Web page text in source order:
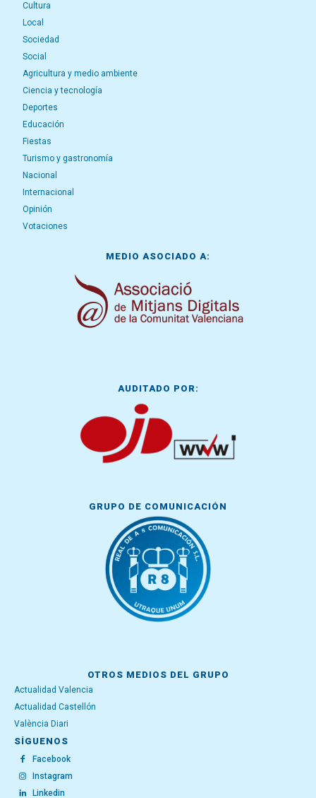
Cultura
Local
Sociedad
Social
Agricultura y medio ambiente
Ciencia y tecnología
Deportes
Educación
Fiestas
Turismo y gastronomía
Nacional
Internacional
Opinión
Votaciones
MEDIO ASOCIADO A:
AUDITADO POR:
GRUPO DE COMUNICACIÓN
OTROS MEDIOS DEL GRUPO
Actualidad Valencia
Actualidad Castellón
València Diari
SÍGUENOS
Facebook
Instagram
Linkedin